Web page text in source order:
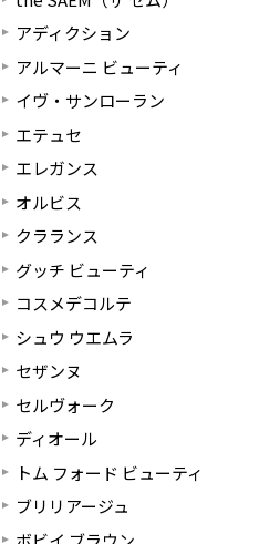
アディクション
アルマーニ ビューティ
イヴ・サンローラン
エテュセ
エレガンス
オルビス
クラランス
グッチ ビューティ
コスメデコルテ
シュウ ウエムラ
セザンヌ
セルヴォーク
ディオール
トム フォード ビューティ
ブリリアージュ